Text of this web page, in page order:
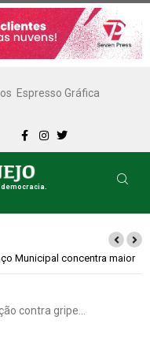
Espresso Gráfica
democracia.
discutir desenvolvimento
contra gripe…